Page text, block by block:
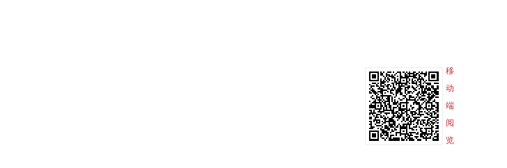
移
动
端
阅
览